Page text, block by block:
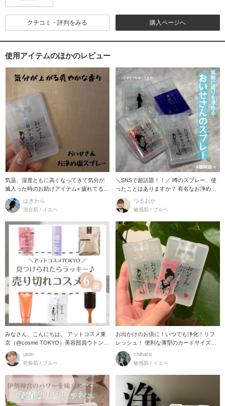
購入ページへ
クチコミ・評判をみる
使用アイテムのほかのレビュー
気温、湿度ともに高くなってきて気分が
滅入った時のお助けアイテム⭐︎ 疲れてる時
に空間に吹
はぎわら
混合肌 / イエベ
＼SNSで超話題！！／ 噂のスプレー、使
ったことはありますか？ 有名なお浄め塩
スプレー以外
つるおか
敏感肌 / ブルベ
みなさん、こんにちは。 アットコスメ東
京（@cosme TOKYO）美容部員ウトンで
す♪
uton
乾燥肌 / ブルベ
お出かけのお供に！いつでも浄化！リフ
レッシュ！ 便利な薄型のカードサイズ！
ポーチにもスッ
chihara
敏感肌 / イエベ